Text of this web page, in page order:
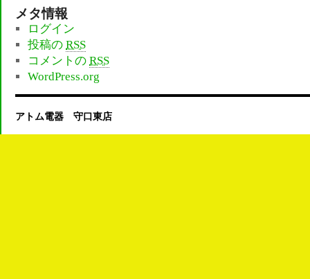
メタ情報
ログイン
投稿のRSS
コメントのRSS
WordPress.org
アトム電器 守口東店